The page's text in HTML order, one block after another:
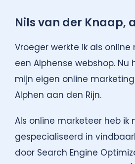
Nils van der Knaap,
Vroeger werkte ik als
een Alphense webshop. Nu
mijn eigen online
Alphen aan den Rijn.
Als online marketeer heb ik
gespecialiseerd in
door Search Engine